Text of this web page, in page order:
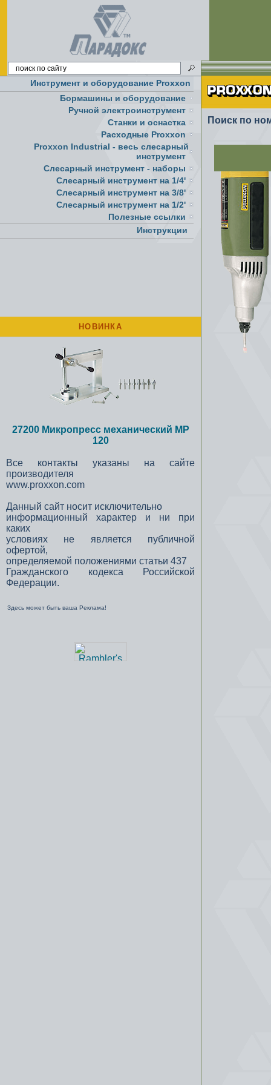
Инструмент и оборудование Proxxon
Бормашины и оборудование
Ручной электроинструмент
Cтанки и оснастка
Расходные Proxxon
Proxxon Industrial - весь слесарный
инструмент
Слесарный инструмент - наборы
Слесарный инструмент на 1/4'
Слесарный инструмент на 3/8'
Слесарный инструмент на 1/2'
Полезные ссылки
Инструкции
НОВИНКА
27200 Микропресс механический MP
120
Все контакты указаны на сайте
производителя
www.proxxon.com
Данный сайт носит исключительно
информационный характер и ни при
каких
условиях не является публичной
офертой,
определяемой положениями статьи 437
Гражданского кодекса Российской
Федерации.
Здесь может быть ваша Реклама!
Поиск по